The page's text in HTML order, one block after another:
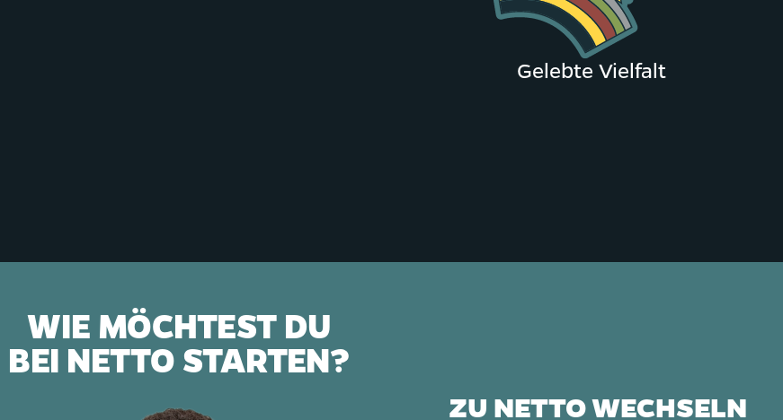
Gelebte Vielfalt
WIE MÖCHTEST DU
BEI NETTO STARTEN?
ZU NETTO WECHSELN